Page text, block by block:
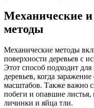
Механические и
методы
Механические методы
поверхности деревьев с
Этот способ подходит
деревьев, когда
масштабов. Также важно
побеги и опавшие листья,
личинки и яйца тли.